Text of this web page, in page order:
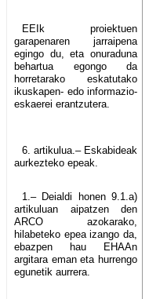
EEIk proiektuen
garapenaren jarraipena
egingo du, eta onuraduna
behartua egongo da
horretarako eskatutako
ikuskapen- edo informazio-
eskaerei erantzutera.
6. artikulua.– Eskabideak
aurkezteko epeak.
1.– Deialdi honen 9.1.a)
artikuluan aipatzen den
ARCO azokarako,
hilabeteko epea izango da,
ebazpen hau EHAAn
argitara eman eta hurrengo
egunetik aurrera.